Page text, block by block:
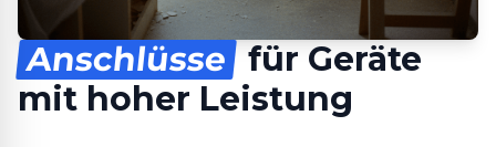
Anschlüsse für Geräte
mit hoher Leistung